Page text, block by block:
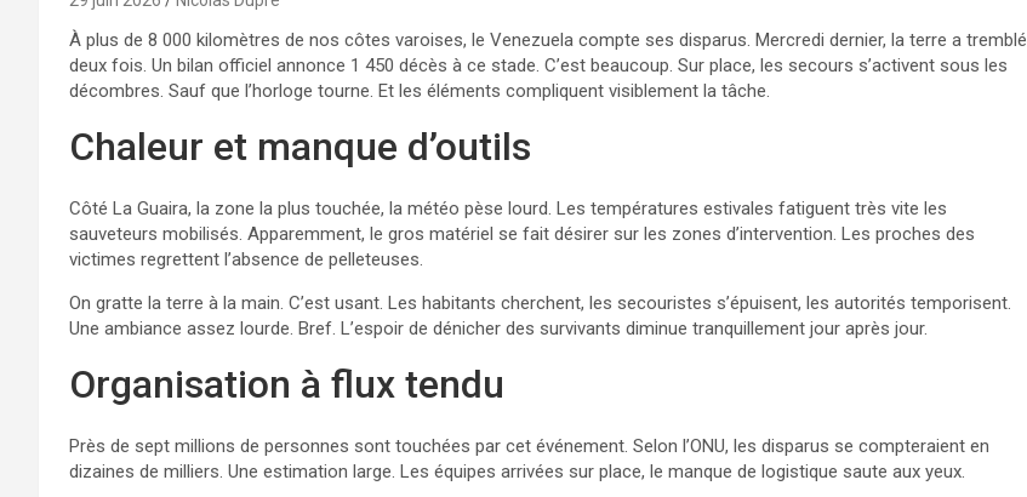
À plus de 8 000 kilomètres de nos côtes varoises, le Venezuela compte ses disparus. Mercredi dernier, la terre a tremblé
deux fois. Un bilan officiel annonce 1 450 décès à ce stade. C’est beaucoup. Sur place, les secours s’activent sous les
décombres. Sauf que l’horloge tourne. Et les éléments compliquent visiblement la tâche.
Chaleur et manque d’outils
Côté La Guaira, la zone la plus touchée, la météo pèse lourd. Les températures estivales fatiguent très vite les
sauveteurs mobilisés. Apparemment, le gros matériel se fait désirer sur les zones d’intervention. Les proches des
victimes regrettent l’absence de pelleteuses.
On gratte la terre à la main. C’est usant. Les habitants cherchent, les secouristes s’épuisent, les autorités temporisent.
Une ambiance assez lourde. Bref. L’espoir de dénicher des survivants diminue tranquillement jour après jour.
Organisation à flux tendu
Près de sept millions de personnes sont touchées par cet événement. Selon l’ONU, les disparus se compteraient en
dizaines de milliers. Une estimation large. Les équipes arrivées sur place, le manque de logistique saute aux yeux.